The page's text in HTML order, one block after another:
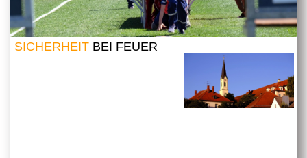
SICHERHEIT BEI FEUER